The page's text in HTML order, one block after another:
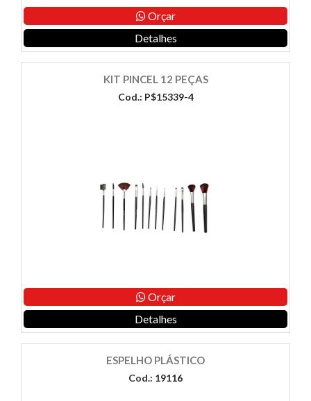
Orçar
Detalhes
KIT PINCEL 12 PEÇAS
Cod.: P$15339-4
Orçar
Detalhes
ESPELHO PLÁSTICO
Cod.: 19116